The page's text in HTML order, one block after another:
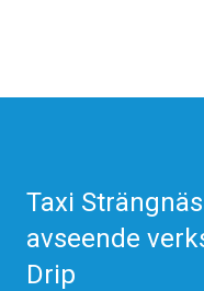
Kundcase
Nyheter
Taxi
avseende
Drip